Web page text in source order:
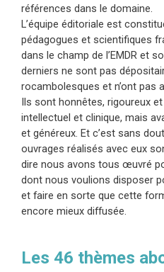
références dans le domaine.
L’équipe éditoriale est
pédagogues et scientifiques
dans le champ de l’EMDR et
derniers ne sont pas
rocambolesques et n’ont pas
Ils sont honnêtes, rigoureux
intellectuel et clinique, mais
et généreux. Et c’est sans
ouvrages réalisés avec eux
dire nous avons tous œuvré
dont nous voulions disposer
et faire en sorte que cette
encore mieux diffusée.
Les 46 thèmes